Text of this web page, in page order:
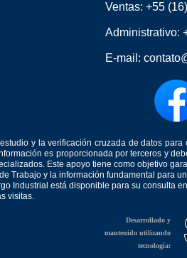
Ventas: +55
Administrativo:
E-mail:
y la verificación cruzada de datos
es proporcionada por terceros y
Este apoyo tiene como objetivo
Trabajo y la información fundamental para
Industrial está disponible para su consulta
visitas.
Desarrollado y
mantenido utilizando
tecnología: